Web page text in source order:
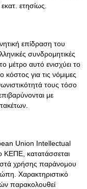
ετησίως.
επίδραση του
συνδρομητικές
μέτρο αυτό ενισχύει το
κόστος για τις νόμιμες
τους τόσο
με
Union Intellectual
ΚΕΠΕ, κατατάσσεται
χρήσης παράνομου
Χαρακτηριστικό
παρακολουθεί